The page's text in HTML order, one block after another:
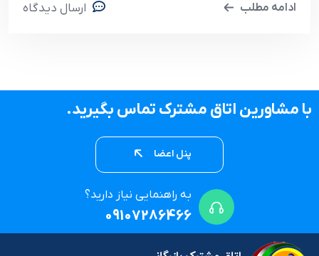
ادامه مطلب ارسال دیدگاه
با مشاورین اتاق مشترک تماس بگیرید.
پنل اعضا
به راهنمایی نیاز دارید؟
09107286466